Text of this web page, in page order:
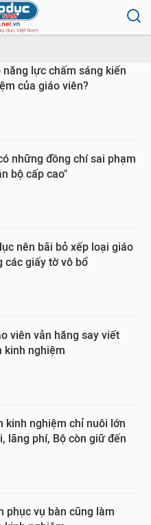
năng lực chấm sáng kiến
của giáo viên?
những đồng chí sai phạm
bộ cấp cao"
nên bãi bỏ xếp loại giáo
các giấy tờ vô bổ
viên vẫn hăng say viết
kinh nghiệm
kinh nghiệm chỉ nuôi lớn
lãng phí, Bộ còn giữ đến
phục vụ bàn cũng làm